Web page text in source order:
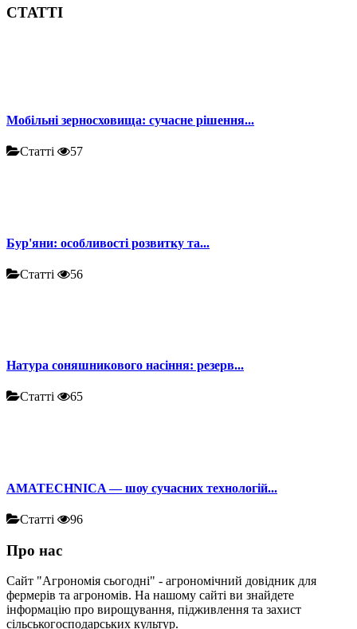
СТАТТІ
Мобільні зерносховища: сучасне рішення...
Статті 57
Бур'яни: особливості розвитку та...
Статті 56
Натура соняшникового насіння: резерв...
Статті 65
AMATECHNICA — шоу сучасних технологій...
Статті 96
Про нас
Сайт "Агрономія сьогодні" - агрономічний довідник для
фермерів та агрономів. На нашому сайті ви знайдете
інформацію про вирощування, підживлення та захист
сільськогосподарських культур.